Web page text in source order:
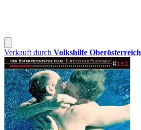
Verkauft durch Volkshilfe Oberösterreich